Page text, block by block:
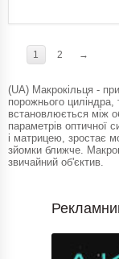
1 2 →
(UA) Макрокільця -
порожнього циліндра,
встановлюється між
параметрів оптичної
і матрицею, зростає
зйомки ближче.
звичайний об'єктив.